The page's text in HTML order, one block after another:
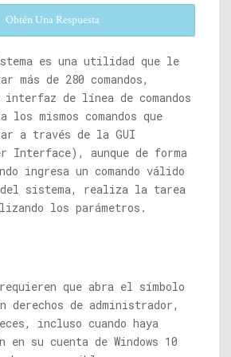
Obtén Una Respuesta
es una utilidad que le
más de 280 comandos,
de línea de comandos
los mismos comandos que
a través de la GUI
Interface), aunque de forma
ingresa un comando válido
sistema, realiza la tarea
los parámetros.
que abra el símbolo
derechos de administrador,
incluso cuando haya
su cuenta de Windows 10